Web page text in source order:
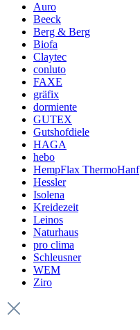
Auro
Beeck
Berg & Berg
Biofa
Claytec
conluto
FAXE
gräfix
dormiente
GUTEX
Gutshofdiele
HAGA
hebo
HempFlax ThermoHanf
Hessler
Isolena
Kreidezeit
Leinos
Naturhaus
pro clima
Schleusner
WEM
Ziro